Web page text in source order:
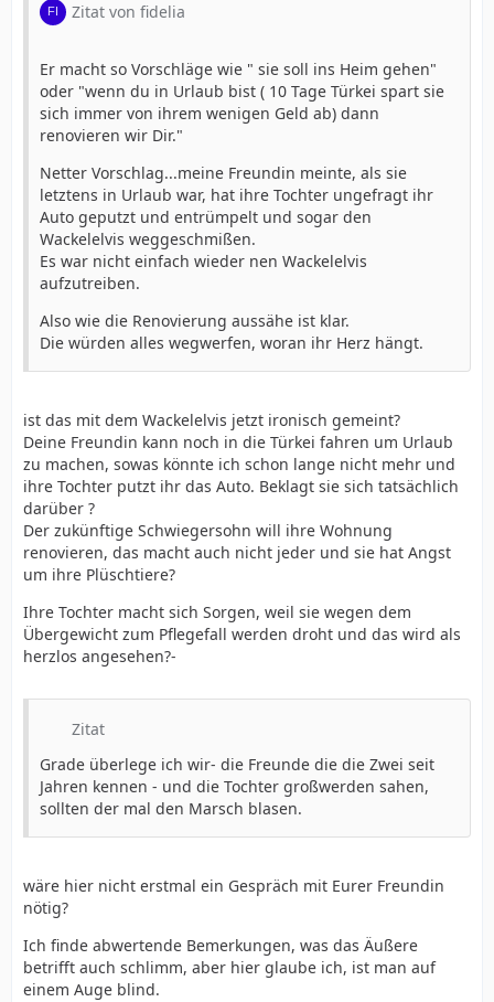
Zitat von fidelia
Er macht so Vorschläge wie " sie soll ins Heim gehen"
oder "wenn du in Urlaub bist ( 10 Tage Türkei spart sie
sich immer von ihrem wenigen Geld ab) dann
renovieren wir Dir."
Netter Vorschlag...meine Freundin meinte, als sie
letztens in Urlaub war, hat ihre Tochter ungefragt ihr
Auto geputzt und entrümpelt und sogar den
Wackelelvis weggeschmißen.
Es war nicht einfach wieder nen Wackelelvis
aufzutreiben.
Also wie die Renovierung aussähe ist klar.
Die würden alles wegwerfen, woran ihr Herz hängt.
ist das mit dem Wackelelvis jetzt ironisch gemeint?
Deine Freundin kann noch in die Türkei fahren um Urlaub
zu machen, sowas könnte ich schon lange nicht mehr und
ihre Tochter putzt ihr das Auto. Beklagt sie sich tatsächlich
darüber ?
Der zukünftige Schwiegersohn will ihre Wohnung
renovieren, das macht auch nicht jeder und sie hat Angst
um ihre Plüschtiere?
Ihre Tochter macht sich Sorgen, weil sie wegen dem
Übergewicht zum Pflegefall werden droht und das wird als
herzlos angesehen?-
Zitat
Grade überlege ich wir- die Freunde die die Zwei seit
Jahren kennen - und die Tochter großwerden sahen,
sollten der mal den Marsch blasen.
wäre hier nicht erstmal ein Gespräch mit Eurer Freundin
nötig?
Ich finde abwertende Bemerkungen, was das Äußere
betrifft auch schlimm, aber hier glaube ich, ist man auf
einem Auge blind.